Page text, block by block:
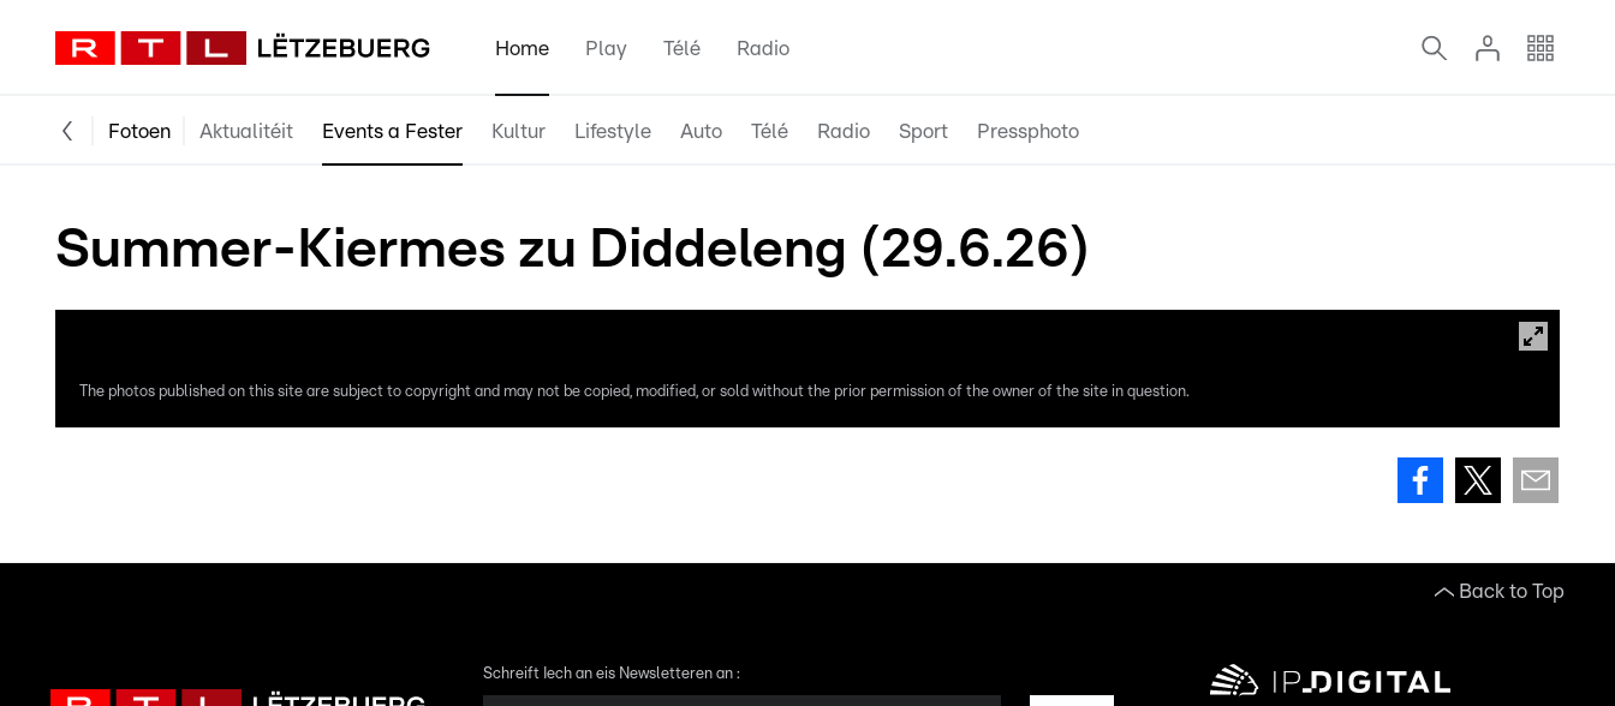
Home Play Télé Radio
Fotoen Aktualitéit Events a Fester Kultur Lifestyle Auto Télé Radio Sport Pressphoto
Summer-Kiermes zu Diddeleng (29.6.26)
The photos published on this site are subject to copyright and may not be copied, modified, or sold without the prior permission of the owner of the site in question.
Back to Top
Schreift Iech an eis Newsletteren an :